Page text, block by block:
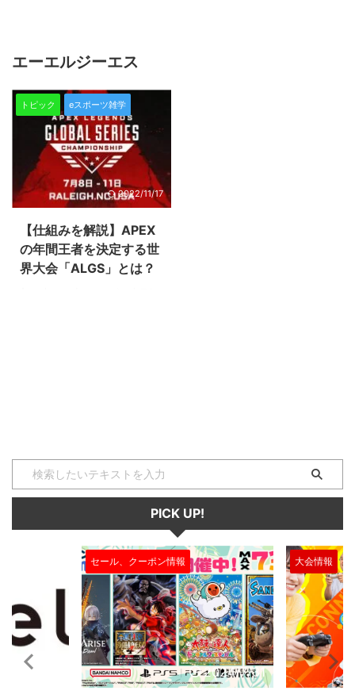
エーエルジーエス
トピック eスポーツ雑学
2022/11/17
【仕組みを解説】APEX
の年間王者を決定する世
界大会「ALGS」とは？
最高峰の国際大会で、北米、南
米、北アジア、南アジア、ヨーロ
ッパ・アフリカ・中東の計5つの
地域で開催されます。 ALGSは ...PICK UP!
8/21
セール、クーポン情報
2024/7/31
大会情報